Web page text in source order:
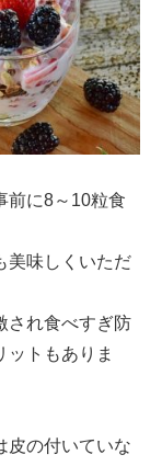
前に8～10粒食
美味しくいただ
され食べすぎ防
ットもありま
皮の付いていな